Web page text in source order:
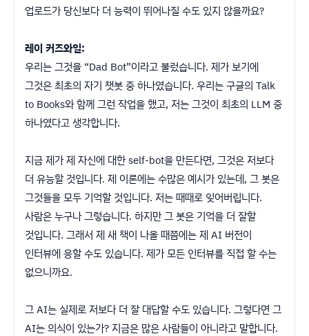
업로드가 당신보다 더 능력이 뛰어나질 수도 있지 않을까요?
레이 커즈와일:
우리는 그것을 “Dad Bot”이라고 불렀습니다. 제가 보기에
그것은 최초의 자기 챗봇 중 하나였습니다. 우리는 구글의 Talk
to Books와 함께 그런 작업을 했고, 저는 그것이 최초의 LLM 중
하나였다고 생각합니다.
지금 제가 제 자신에 대한 self-bot을 만든다면, 그것은 저보다
더 유능할 것입니다. 제 이론에는 수많은 예시가 있는데, 그 봇은
그것들을 모두 기억할 것입니다. 저는 때때로 잊어버립니다.
사람은 누구나 그렇습니다. 하지만 그 봇은 기억을 더 잘할
것입니다. 그래서 제 새 책이 나올 때쯤에는 제 AI 버전이
인터뷰에 응할 수도 있습니다. 제가 모든 인터뷰를 직접 할 수는
없으니까요.
그 AI는 실제로 저보다 더 잘 대답할 수도 있습니다. 그렇다면 그
AI는 의식이 있는가? 지금은 많은 사람들이 아니라고 말합니다.